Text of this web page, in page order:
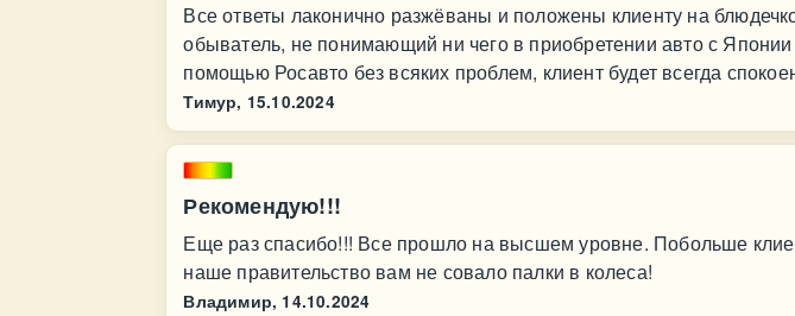
Все ответы лаконично разжёваны и положены клиенту на
обыватель, не понимающий ни чего в приобретении авто с Японии
помощью Росавто без всяких проблем, клиент будет всегда
Тимур, 15.10.2024
Рекомендую!!!
Еще раз спасибо!!! Все прошло на высшем уровне. Побольше
наше правительство вам не совало палки в колеса!
Владимир, 14.10.2024